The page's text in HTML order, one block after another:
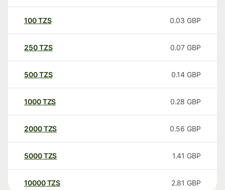
100TZS 0.03 GBP
250TZS 0.07 GBP
500TZS 0.14 GBP
1000TZS 0.28 GBP
2000TZS 0.56 GBP
5000TZS 1.41 GBP
10000 TZS 2.81 GBP